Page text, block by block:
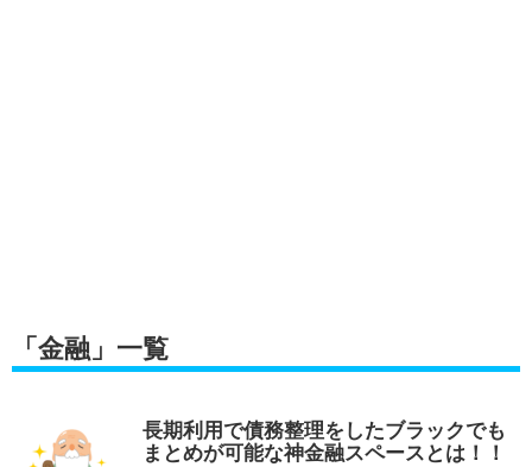
「 金融 」 一覧
長期利用で債務整理をしたブラックでも
まとめが可能な神金融スペースとは！！